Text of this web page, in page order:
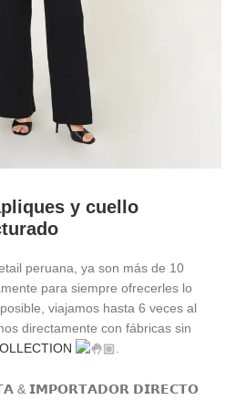
y cuello
peruana, ya son más de 10
para siempre ofrecerles lo
viajamos hasta 6 veces al
directamente con fábricas sin
& 𝗜𝗠𝗣𝗢𝗥𝗧𝗔𝗗𝗢𝗥 𝗗𝗜𝗥𝗘𝗖𝗧𝗢